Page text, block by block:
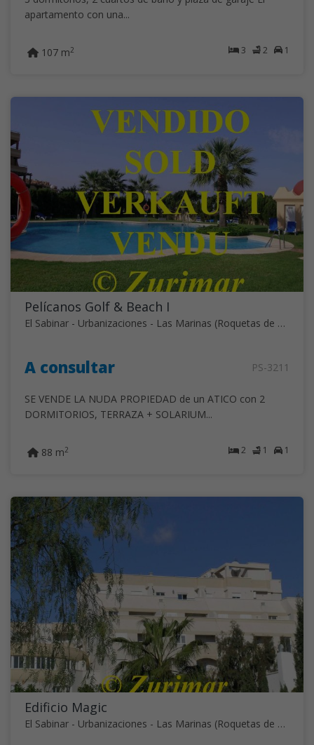
apartamento con una...
3 2 1
107 m2
Pelícanos Golf & Beach I
El Sabinar - Urbanizaciones - Las Marinas (Roquetas de Mar)
A consultar PS-3211
SE VENDE LA NUDA PROPIEDAD de un ATICO con 2
DORMITORIOS, TERRAZA + SOLARIUM...
2 1 1
88 m2
Edificio Magic
El Sabinar - Urbanizaciones - Las Marinas (Roquetas de Mar)